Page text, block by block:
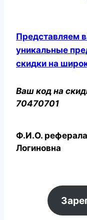
Представляем
уникальные
скидки на
Ваш код на
70470701
Ф.И.О.
Логиновна